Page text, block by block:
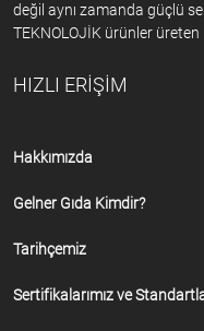
değil aynı zamanda güçlü
TEKNOLOJİK ürünler üreten
HIZLI ERİŞİM
Hakkımızda
Gelner Gıda Kimdir?
Tarihçemiz
Sertifikalarımız ve